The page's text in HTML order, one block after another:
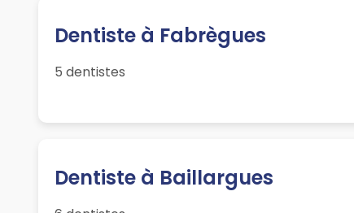
Dentiste à Fabrègues
5 dentistes
Dentiste à Baillargues